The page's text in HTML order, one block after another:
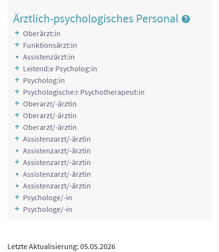
Ärztlich-psychologisches Personal
Oberärzt:in
Funktionsärzt:in
Assistenzärzt:in
Leitend:e Psycholog:in
Psycholog:in
Psychologische:r Psychotherapeut:in
Oberarzt/-ärztin
Oberarzt/-ärztin
Oberarzt/-ärztin
Assistenzarzt/-ärztin
Assistenzarzt/-ärztin
Assistenzarzt/-ärztin
Assistenzarzt/-ärztin
Assistenzarzt/-ärztin
Psychologe/-in
Psychologe/-in
Letzte Aktualisierung: 05.05.2026